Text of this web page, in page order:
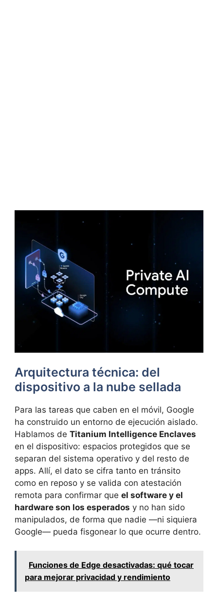
Arquitectura técnica: del
dispositivo a la nube sellada
Para las tareas que caben en el móvil, Google
ha construido un entorno de ejecución aislado.
Hablamos de Titanium Intelligence Enclaves
en el dispositivo: espacios protegidos que se
separan del sistema operativo y del resto de
apps. Allí, el dato se cifra tanto en tránsito
como en reposo y se valida con atestación
remota para confirmar que el software y el
hardware son los esperados y no han sido
manipulados, de forma que nadie —ni siquiera
Google— pueda fisgonear lo que ocurre dentro.
Funciones de Edge desactivadas: qué tocar
para mejorar privacidad y rendimiento